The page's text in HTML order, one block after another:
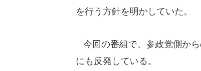
を行う方針を明かしていた。
今回の番組で、参政党側か
にも反発している。